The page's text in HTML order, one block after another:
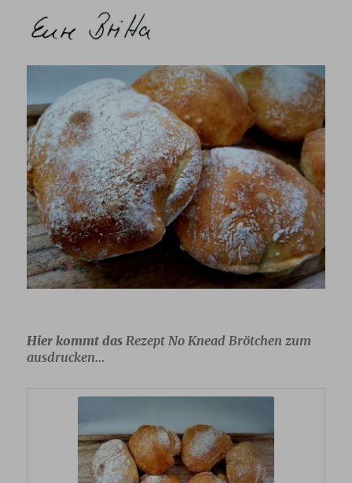
Hier kommt dasRezept No Knead Brötchen zum
ausdrucken…